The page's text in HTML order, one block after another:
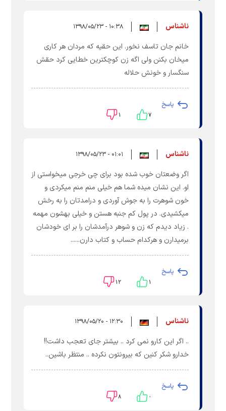
ناشناس ۱۰:۳۸ - ۱۳۹۸/۰۵/۲۳
خانم جان تاسف نخور. این حقیه که مردان هر کاری
میخان بکنن ولی اگه زن کوچکترین خطایی کرد حقش
سنگسار و خونش حلاله
پاسخ
۷ ۱
ناشناس ۰۱:۰۱ - ۱۳۹۸/۰۵/۲۳
اگر وضعتان خوب شده بود برای چی خرجی میخواستی از
او. این نشان میده شما هم خیلی منم منم میکردی و
خون شوهرت را به جوش آوردی و درامدتان را به رخش
میکشیدی. در پول کم جنبه هستن و خیلی بهشون مهمه
. زیاد دیدم که زن و شوهر درآمدشان را بر ای خودشان
برمیدارن و هرکدام حساب و کتاب دارن......
پاسخ
۱ ۱۲
ناشناس ۱۲:۳۰ - ۱۳۹۸/۰۵/۲۰
.. اگر این کارو نمی کرد .. بیشتر جای تعجب داشت!!
خدارو شکر کنین که بیرونتون نکرده .. منتظر باشین..
پاسخ
۰ ۸